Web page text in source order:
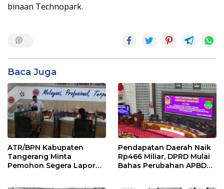
binaan Technopark.
Baca Juga
ATR/BPN Kabupaten
Tangerang Minta
Pemohon Segera Lapor
Pendapatan Daerah Naik
Rp466 Miliar, DPRD Mulai
Bahas Perubahan APBD